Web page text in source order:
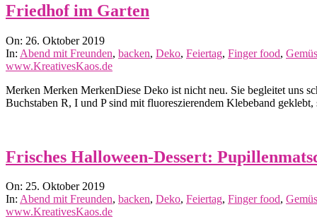
Friedhof im Garten
2019-
10-
26
On: 26. Oktober 2019
In: Abend mit Freunden, backen, Deko, Feiertag, Finger food,
www.KreativesKaos.de
Merken Merken MerkenDiese Deko ist nicht neu. Sie begleitet uns
Buchstaben R, I und P sind mit fluoreszierendem Klebeband
Frisches Halloween-Dessert:
2019-
10-
25
On: 25. Oktober 2019
In: Abend mit Freunden, backen, Deko, Feiertag, Finger food,
www.KreativesKaos.de